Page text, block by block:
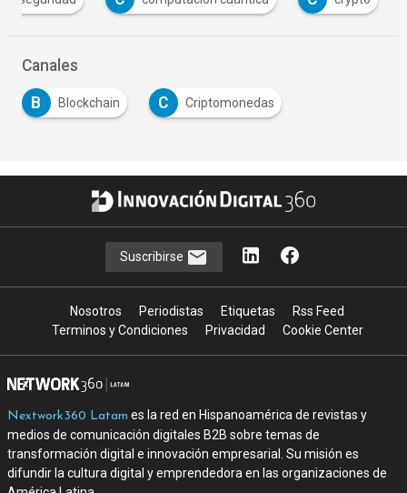
Canales
B Blockchain C Criptomonedas
Suscribirse
Nosotros Periodistas Etiquetas
Rss Feed
Terminos y Condiciones
Privacidad Cookie Center
Nextwork360 Latam es la red en Hispanoamérica de revistas y
medios de comunicación digitales B2B sobre temas de
transformación digital e innovación empresarial. Su misión es
difundir la cultura digital y emprendedora en las organizaciones de